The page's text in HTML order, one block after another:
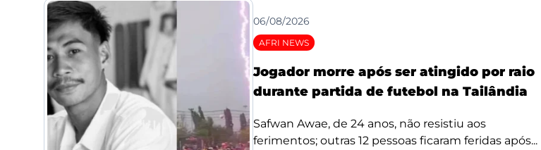
06/08/2026
AFRI NEWS
Jogador morre após ser atingido por raio
durante partida de futebol na Tailândia
Safwan Awae, de 24 anos, não resistiu aos
ferimentos; outras 12 pessoas ficaram feridas após...